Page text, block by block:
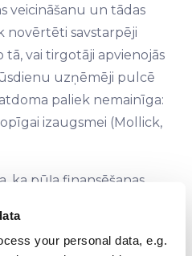
your personal data, e.g.
veicināšanu un tādas
novērtēti savstarpēji
vai tirgotāji apvienojās
uzņēmēji pulcē
paliek nemainīga:
izaugsmei (Mollick,
ka pūļa finansēšanas
nospiedumu,
un kolektīvs